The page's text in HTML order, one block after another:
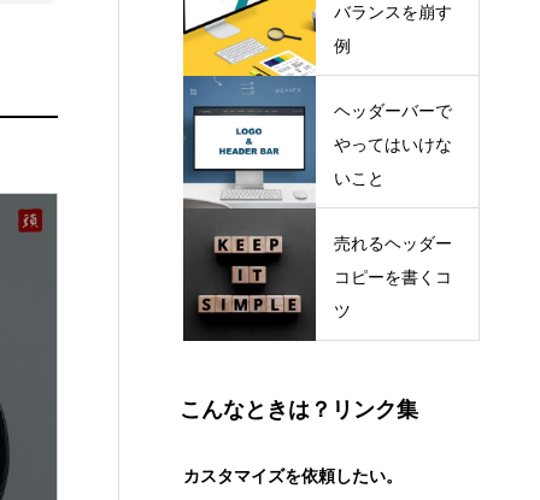
バランスを崩す
例
ヘッダーバーで
やってはいけな
いこと
売れるヘッダー
コピーを書くコ
ツ
こんなときは？リンク集
カスタマイズを依頼したい。